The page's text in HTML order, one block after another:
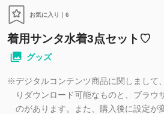
お気に入り｜ 6
着用サンタ水着3点セット♡
グッズ
※デジタルコンテンツ商品に関しまして
りダウンロード可能なものと、ブラウ
のがあります。また、購入後に設定が